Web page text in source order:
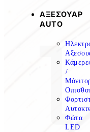
ΑΞΕΣΟΥΑΡ
AUTO
/
Φώτα
LED